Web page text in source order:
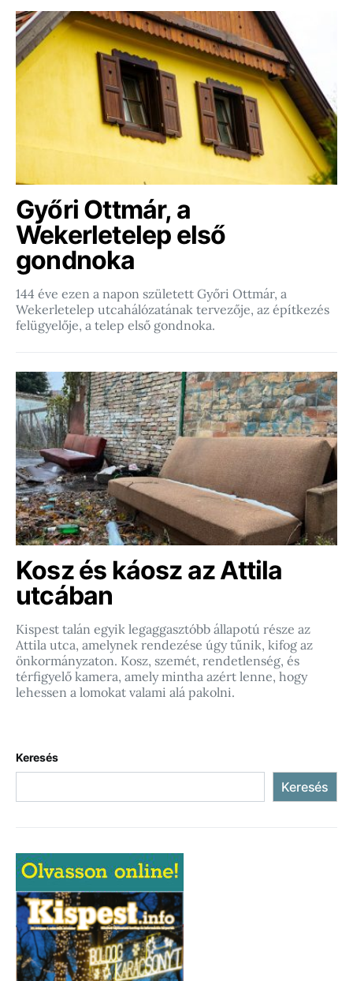
Győri Ottmár, a
Wekerletelep első
gondnoka
144 éve ezen a napon született Győri Ottmár, a
Wekerletelep utcahálózatának tervezője, az építkezés
felügyelője, a telep első gondnoka.
Kosz és káosz az Attila
utcában
Kispest talán egyik legaggasztóbb állapotú része az
Attila utca, amelynek rendezése úgy tűnik, kifog az
önkormányzaton. Kosz, szemét, rendetlenség, és
térfigyelő kamera, amely mintha azért lenne, hogy
lehessen a lomokat valami alá pakolni.
Keresés
Keresés